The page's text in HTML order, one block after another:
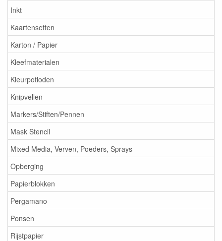
Inkt
Kaartensetten
Karton / Papier
Kleefmaterialen
Kleurpotloden
Knipvellen
Markers/Stiften/Pennen
Mask Stencil
Mixed Media, Verven, Poeders, Sprays
Opberging
Papierblokken
Pergamano
Ponsen
Rijstpapier